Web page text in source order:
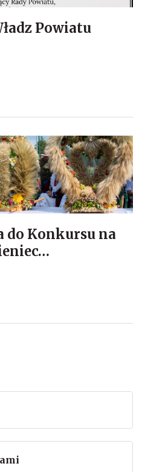
Powiatu
do Konkursu na
…